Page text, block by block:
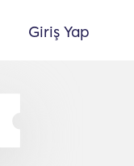
Giriş Yap